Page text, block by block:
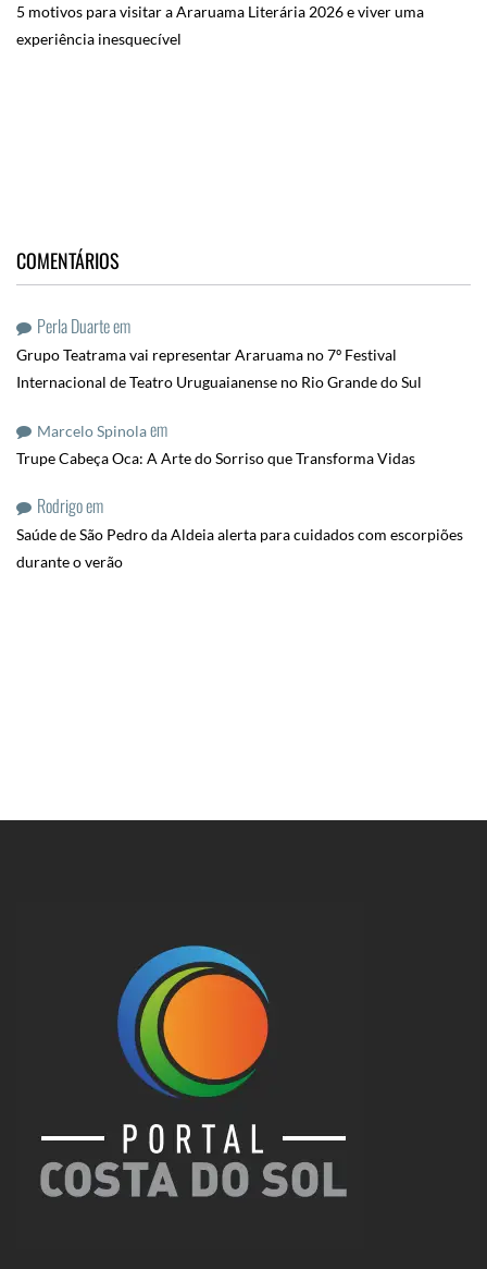
5 motivos para visitar a Araruama Literária 2026 e viver uma
experiência inesquecível
COMENTÁRIOS
Perla Duarteem
Grupo Teatrama vai representar Araruama no 7º Festival
Internacional de Teatro Uruguaianense no Rio Grande do Sul
Marcelo Spinolaem
Trupe Cabeça Oca: A Arte do Sorriso que Transforma Vidas
Rodrigoem
Saúde de São Pedro da Aldeia alerta para cuidados com escorpiões
durante o verão